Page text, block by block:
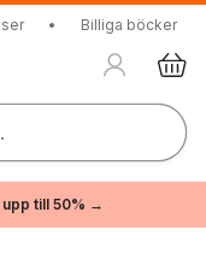
• Billiga böcker
upp till 50% →